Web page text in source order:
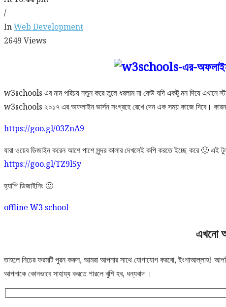
/
InWeb Development
2649 Views
w3schools এর নাম পরিচয় নতুন করে তুলে ধরলাম না কেউ যদি একটু মন দিয়ে এখানে
w3schools ২০১৭ এর অফলাইন ভার্সন সংগ্রহে রেখে দেন এক সময় কাজে দিবে। কারন
https://goo.gl/03ZnA9
যারা ওয়েব ডিজাইন করেন আশে পাশে সুন্দর কালার দেখলেই কপি করতে ইচ্ছে করে🙂এই
https://goo.gl/TZ9l5y
হ্যাপি ডিজাইনিং 🙂
offline W3 school
এখনো
তাহলে নিচের ফরমটি পুরন করুন, আমরা আপনার সাথে যোগাযোগ করবো, ইংশাআল্লাহ!
আপনাকে কোনভাবে সাহায্য করতে পারলে খুশি হব, ধন্যবাদ ।